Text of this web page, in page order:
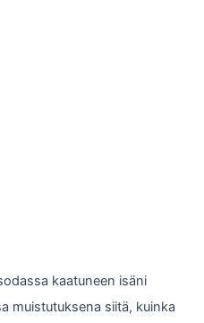
kaatuneen isäni
muistutuksena siitä, kuinka